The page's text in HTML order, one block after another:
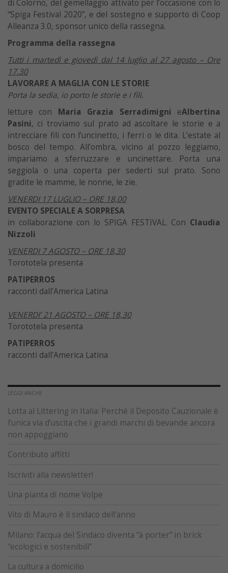
di Colorno, del gemellaggio attivato per l’occasione con lo
“Spiga Festival 2020”, e del sostegno e supporto di Coop
Alleanza 3.0, sponsor unico della rassegna.
Programma della rassegna
Tutti i martedì e giovedì dal 14 luglio al 27 agosto – Ore
17.30
LAVORARE A MAGLIA CON LE STORIE
Porta la sedia, io porto le storie e i fili.
letture con Maria Grazia Serradimigni eAlbertina
Pasini, ci troviamo sul prato ad ascoltare le storie e a
intrecciare fili con l’uncinetto, i ferri o le dita. L’estate al
bosco del tempo. All’ombra, vicino al pozzo leggiamo,
impariamo a sferruzzare e uncinettare. Porta una
seggiola o una coperta per sederti sul prato. Sono
gradite le mamme, le nonne, le zie.
VENERDI 17 LUGLIO – ORE 18,00
EVENTO SPECIALE A SORPRESA
in collaborazione con lo SPIGA FESTIVAL. Con Claudia
Nizzoli
VENERDI 7 AGOSTO – ORE 18,30
Torototela presenta
PATIPERROS
racconti dall’America Latina
VENERDI’ 21 AGOSTO – ORE 18,30
Torototela presenta
PATIPERROS
racconti dall’America Latina
LEGGI ANCHE
Lotta al Littering in Italia: Perché il Deposito Cauzionale è
l’unica via d’uscita che i grandi marchi di bevande ancora
non appoggiano
Contributo affitti
Iscriviti alla newsletter!
Una pianta di nome Volpe
Vito di Mauro è il sindaco dell’anno
Milano: l’acqua del Sindaco diventa “à porter” in brick
“ecologici e sostenibili”
La cultura a domicilio